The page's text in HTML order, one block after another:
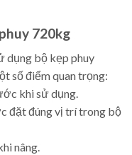
720kg
dụng bộ kẹp phuy
số điểm quan trọng:
khi sử dụng.
đặt đúng vị trí trong bộ
nâng.